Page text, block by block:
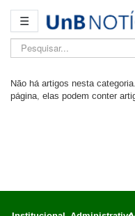
☰
Pesquisar...
Não há artigos nesta
página, elas podem conter